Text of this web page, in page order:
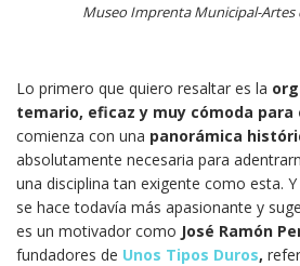
Museo Imprenta Municipal-
Lo primero que quiero resaltar es la
temario, eficaz y muy cómoda para
comienza con una panorámica
absolutamente necesaria para
una disciplina tan exigente como esta.
se hace todavía más apasionante y
es un motivador como José Ramón
fundadores de Unos Tipos Duros,